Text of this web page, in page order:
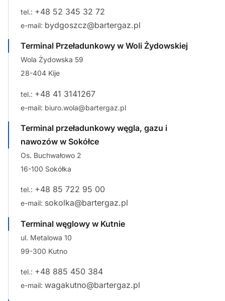
tel.: +48 52 345 32 72
e-mail: bydgoszcz@bartergaz.pl
Terminal Przeładunkowy w Woli Żydowskiej
Wola Żydowska 59
28-404 Kije
tel.: +48 41 3141267
e-mail: biuro.wola@bartergaz.pl
Terminal przeładunkowy węgla, gazu i
nawozów w Sokółce
Os. Buchwałowo 2
16-100 Sokółka
tel.: +48 85 722 95 00
e-mail: sokolka@bartergaz.pl
Terminal węglowy w Kutnie
ul. Metalowa 10
99-300 Kutno
tel.: +48 885 450 384
e-mail: wagakutno@bartergaz.pl